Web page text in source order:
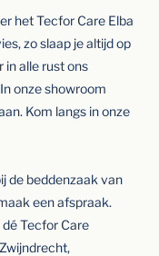
het Tecfor Care Elba
zo slaap je altijd op
in alle rust ons
onze showroom
Kom langs in onze
de beddenzaak van
een afspraak.
Tecfor Care